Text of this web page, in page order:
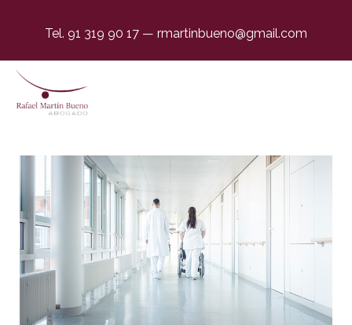
Tel. 91 319 90 17 — rmartinbueno@gmail.com